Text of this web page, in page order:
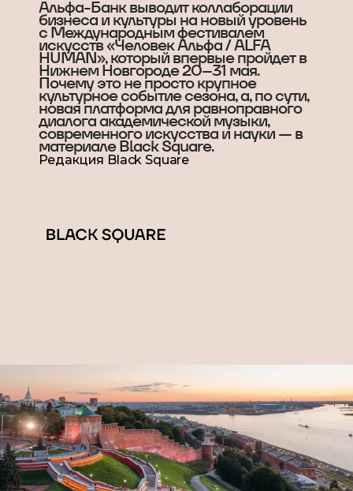
Альфа-Банк выводит коллаборации
бизнеса и культуры на новый уровень
с Международным фестивалем
искусств «Человек Альфа / ALFA
HUMAN», который впервые пройдет в
Нижнем Новгороде 20–31 мая.
Почему это не просто крупное
культурное событие сезона, а, по сути,
новая платформа для равноправного
диалога академической музыки,
современного искусства и науки — в
материале Black Square.
Редакция Black Square